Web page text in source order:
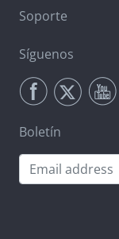
Soporte
Síguenos
Boletín